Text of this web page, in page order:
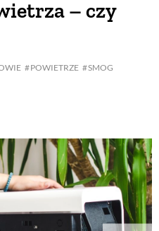
– czy
POWIETRZE SMOG
DOM